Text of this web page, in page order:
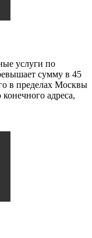
услуги по
сумму в 45
в пределах Москвы
адреса,